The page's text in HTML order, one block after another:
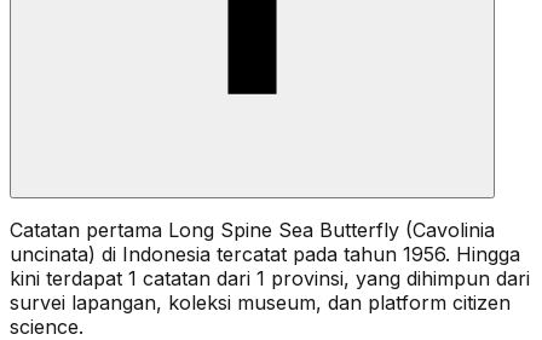
Catatan pertama Long Spine Sea Butterfly (Cavolinia
uncinata) di Indonesia tercatat pada tahun 1956. Hingga
kini terdapat 1 catatan dari 1 provinsi, yang dihimpun dari
survei lapangan, koleksi museum, dan platform citizen
science.